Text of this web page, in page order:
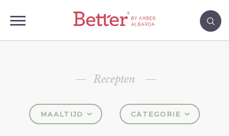
Recepten
MAALTIJD CATEGORIE